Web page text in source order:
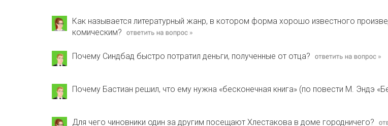
Как называется литературный жанр, в котором форма хорошо известного
комическим?
Почему Синдбад быстро потратил деньги, полученные от отца?
Почему Бастиан решил, что ему нужна «бесконечная книга» (по повести М. Эндэ
Для чего чиновники один за другим посещают Хлестакова в доме городничего?